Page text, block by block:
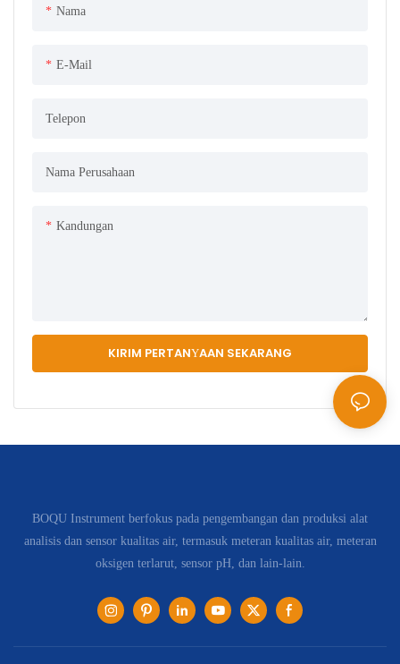
Nama
E-Mail
Telepon
Nama Perusahaan
Kandungan
KIRIM PERTANYAAN SEKARANG
BOQU Instrument berfokus pada pengembangan dan produksi alat
analisis dan sensor kualitas air, termasuk meteran kualitas air, meteran
oksigen terlarut, sensor pH, dan lain-lain.